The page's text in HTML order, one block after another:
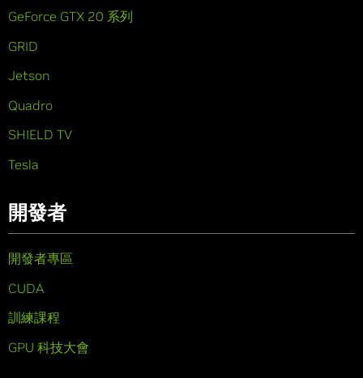
GeForce GTX 20 系列
GRID
Jetson
Quadro
SHIELD TV
Tesla
開發者
開發者專區
CUDA
訓練課程
GPU 科技大會